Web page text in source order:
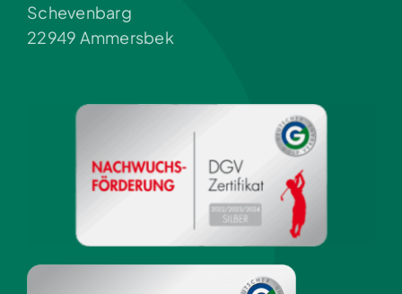
Schevenbarg
22949 Ammersbek